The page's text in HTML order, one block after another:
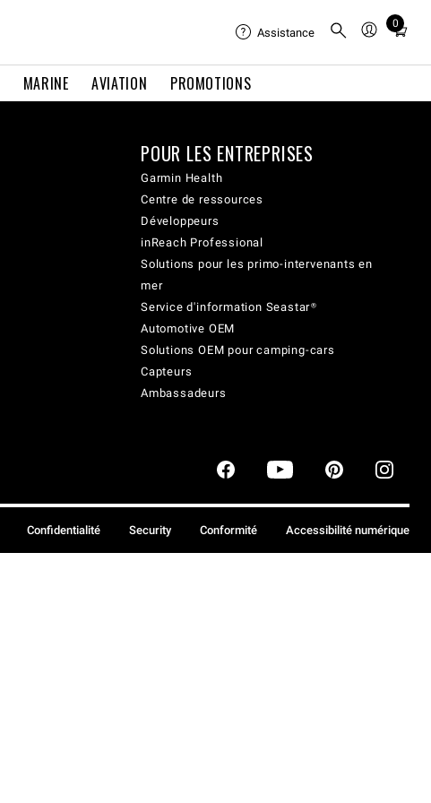
MARINE AVIATION PROMOTIONS
Assistance
0
Total
cart:
POUR LES ENTREPRISES
Garmin Health
Centre de ressources
Développeurs
inReach Professional
Solutions pour les primo-intervenants en
mer
Service d'information Seastar®
Automotive OEM
Solutions OEM pour camping-cars
Capteurs
Ambassadeurs
Confidentialité Security Conformité Accessibilité numérique